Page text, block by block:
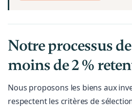
Notre processus
moins de 2 %
Nous proposons les biens aux
respectent les critères de